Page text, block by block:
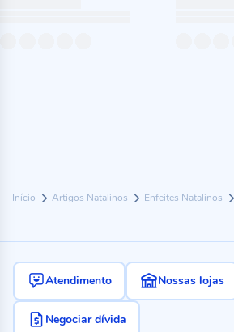
Início Artigos Natalinos Enfeites Natalinos
Atendimento Nossas lojas
Negociar dívida